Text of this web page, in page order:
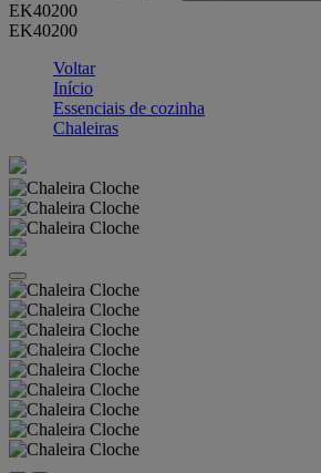
EK40200
EK40200
Voltar
Início
Essenciais de cozinha
Chaleiras